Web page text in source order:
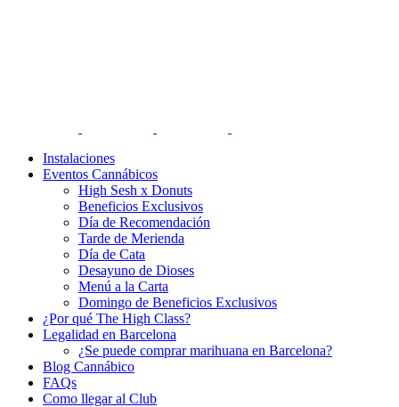
Instalaciones
Eventos Cannábicos
High Sesh x Donuts
Beneficios Exclusivos
Día de Recomendación
Tarde de Merienda
Día de Cata
Desayuno de Dioses
Menú a la Carta
Domingo de Beneficios Exclusivos
¿Por qué The High Class?
Legalidad en Barcelona
¿Se puede comprar marihuana en Barcelona?
Blog Cannábico
FAQs
Como llegar al Club